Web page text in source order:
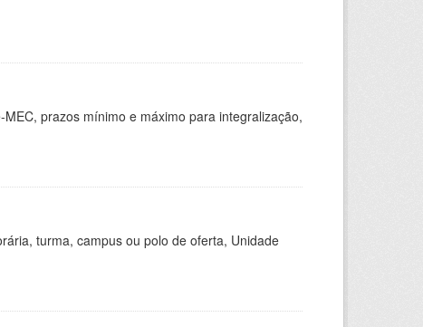
prazos mínimo e máximo para integralização,
turma, campus ou polo de oferta, Unidade